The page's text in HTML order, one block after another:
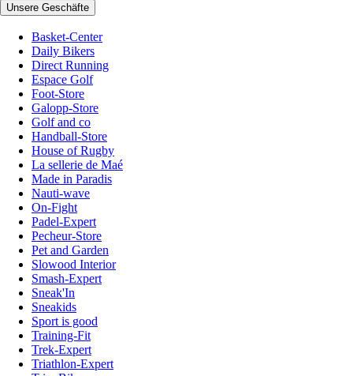
Unsere Geschäfte
Basket-Center
Daily Bikers
Direct Running
Espace Golf
Foot-Store
Galopp-Store
Golf and co
Handball-Store
House of Rugby
La sellerie de Maé
Made in Paradis
Nauti-wave
On-Fight
Padel-Expert
Pecheur-Store
Pet and Garden
Slowood Interior
Smash-Expert
Sneak'In
Sneakids
Sport is good
Training-Fit
Trek-Expert
Triathlon-Expert